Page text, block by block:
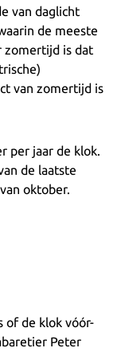
van daglicht
de meeste
zomertijd is dat
van zomertijd is
per jaar de klok.
de laatste
oktober.
of de klok vóór-
Peter